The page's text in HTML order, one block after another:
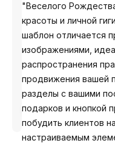
Анастасия
"Веселого
красоты и личной
шаблон отличается
изображениями,
распространения
продвижения вашей
разделы с вашими
подарков и кнопкой
побудить клиентов
настраиваемым